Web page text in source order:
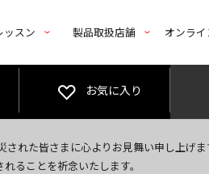
ッスン 製品取扱店舗 オンラ
お気に入り
れた皆さまに心よりお見舞い申し上げま
ることを祈念いたします。